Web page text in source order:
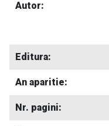
Autor:
Editura:
An aparitie:
Nr. pagini: